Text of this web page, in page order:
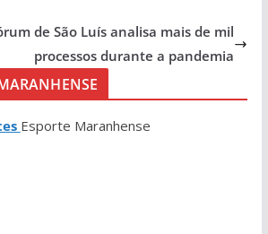
de São Luís analisa mais de mil
processos durante a pandemia
Esporte Maranhense